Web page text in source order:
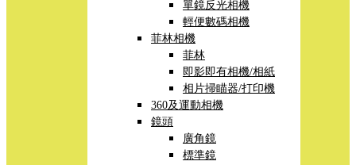
單鏡反光相機
輕便數碼相機
菲林相機
菲林
即影即有相機/相紙
相片掃瞄器/打印機
360及運動相機
鏡頭
廣角鏡
標準鏡